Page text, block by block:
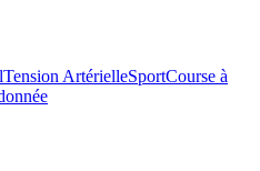
Tension ArtérielleSportCourse à